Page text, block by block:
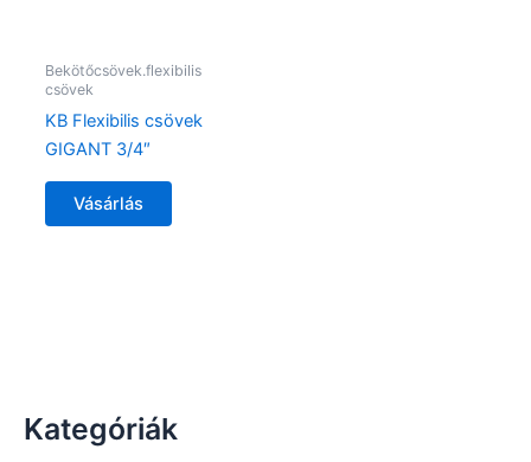
Kategóriák
Bekötőcsövek.flexibilis
csövek
KB Flexibilis csövek
GIGANT 3/4″
Vásárlás